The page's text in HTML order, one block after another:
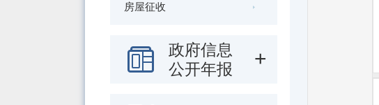
房屋征收
政府信息
公开年报